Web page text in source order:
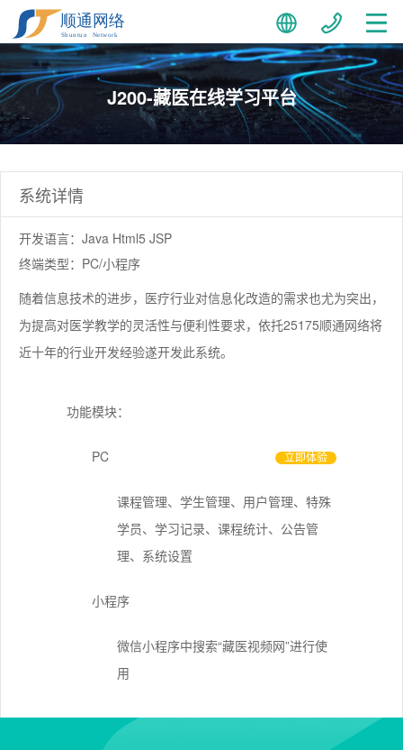
J200-藏医在线学习平台
系统详情
开发语言：Java Html5 JSP
终端类型：PC/小程序
随着信息技术的进步，医疗行业对信息化改造的需求也尤为突出，
为提高对医学教学的灵活性与便利性要求，依托25175顺通网络将
近十年的行业开发经验遂开发此系统。
功能模块：
PC 立即体验
课程管理、学生管理、用户管理、特殊
学员、学习记录、课程统计、公告管
理、系统设置
小程序
微信小程序中搜索“藏医视频网”进行使
用